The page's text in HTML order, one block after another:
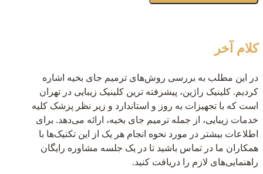
کلام آخر
در این مطلب به بررسی روش‌های ترمیم جای بخیه اشاره
کردیم. کلینیک راژین، پیشرفته ترین کلینیک زیبایی در تهران
است که با تجهیزات به روز و استاندارد و زیر نظر پزشک کلیه
خدمات زیبایی، از جمله ترمیم جای بخیه، ارائه می‌دهد. برای
اطلاعات بیشتر در مورد نحوه انجام هر یک از این تکنیک‌ها با
همکاران ما در تماس باشید تا در یک جلسه مشاوره رایگان
راهنمایی‌های لازم را دریافت کنید.